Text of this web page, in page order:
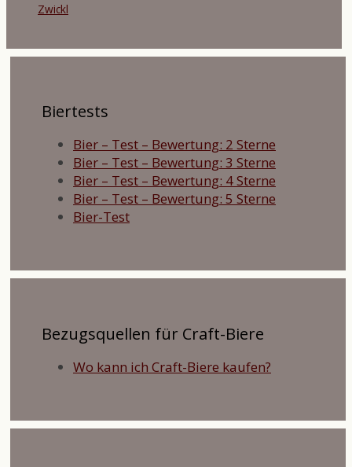
Zwickl
Biertests
Bier – Test – Bewertung: 2 Sterne
Bier – Test – Bewertung: 3 Sterne
Bier – Test – Bewertung: 4 Sterne
Bier – Test – Bewertung: 5 Sterne
Bier-Test
Bezugsquellen für Craft-Biere
Wo kann ich Craft-Biere kaufen?